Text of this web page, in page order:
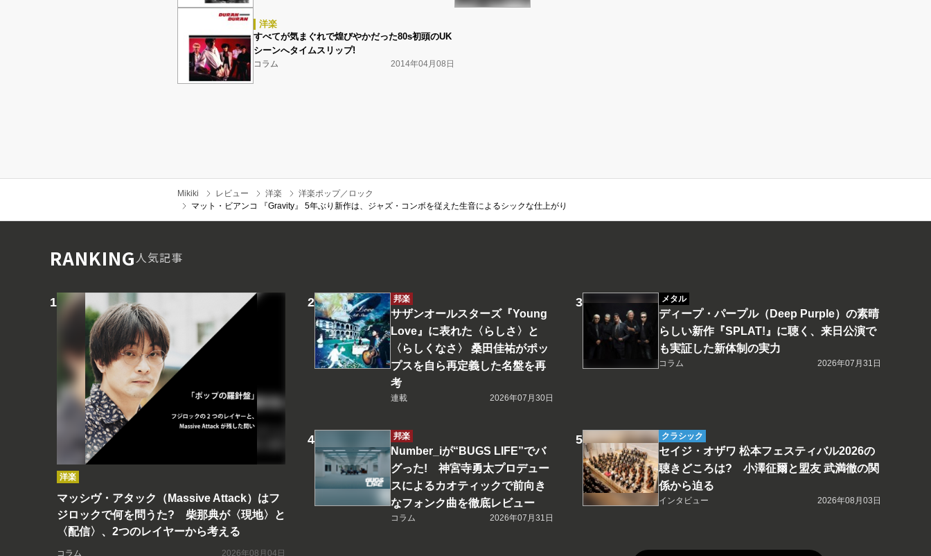
洋楽
すべてが気まぐれで煌びやかだった80s初頭のUK
シーンへタイムスリップ!
コラム 2014年04月08日
Mikiki レビュー 洋楽
洋楽ポップ／ロック
マット・ビアンコ 『Gravity』 5年ぶり新作は、ジャズ・コンボを従えた生音によるシックな仕上がり
RANKING人気記事
洋楽
マッシヴ・アタック（Massive Attack）はフ
ジロックで何を問うた? 柴那典が〈現地〉と
〈配信〉、2つのレイヤーから考える
コラム 2026年08月04日
邦楽
サザンオールスターズ『Young
Love』に表れた〈らしさ〉と
〈らしくなさ〉 桑田佳祐がポッ
プスを自ら再定義した名盤を再
考
連載 2026年07月30日
メタル
ディープ・パープル（Deep Purple）の素晴
らしい新作『SPLAT!』に聴く、来日公演で
も実証した新体制の実力
コラム 2026年07月31日
邦楽
Number_iが“BUGS LIFE”でバ
グった! 神宮寺勇太プロデュー
スによるカオティックで前向き
なフォンク曲を徹底レビュー
コラム 2026年07月31日
クラシック
セイジ・オザワ 松本フェスティバル2026の
聴きどころは? 小澤征爾と盟友 武満徹の関
係から迫る
インタビュー 2026年08月03日